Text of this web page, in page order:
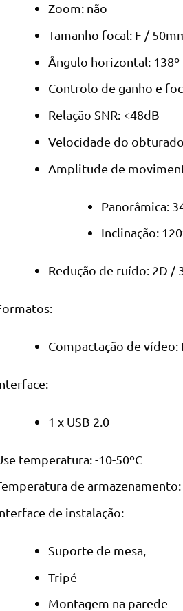
Zoom: não
Tamanho focal: F /
Ângulo horizontal:
Controlo de ganho e
Relação SNR: <48dB
Velocidade do
Amplitude de
Panorâmica:
Inclinação:
Redução de ruído: 2D /
Compactação de vídeo:
1 x USB 2.0
temperatura: -10-50ºC
de armazenamento:
de instalação:
Suporte de mesa,
Tripé
Montagem na parede